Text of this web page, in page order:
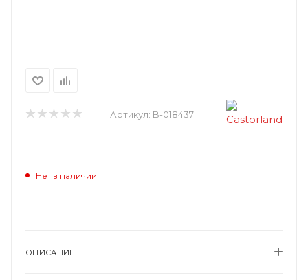
Артикул: B-018437
Нет в наличии
ОПИСАНИЕ